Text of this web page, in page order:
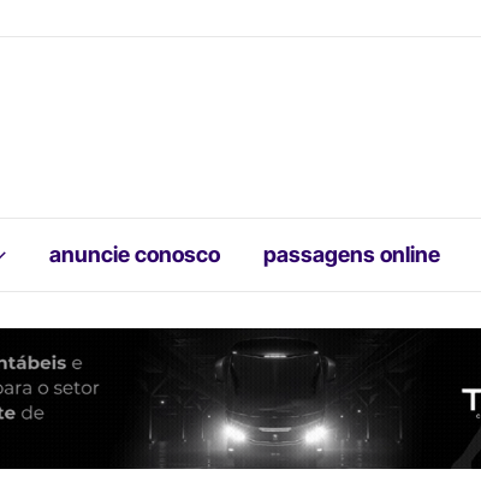
anuncie conosco passagens online